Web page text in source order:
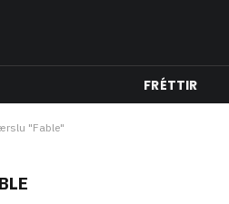
FRÉTTIR
"Fable"